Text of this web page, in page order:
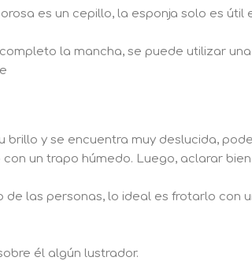
es un cepillo, la esponja solo es
la mancha, se puede utilizar
y se encuentra muy deslucida,
un trapo húmedo. Luego, aclarar
las personas, lo ideal es frotarlo con
él algún lustrador.